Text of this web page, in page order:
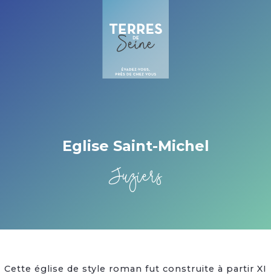
Eglise Saint-Michel
Juziers
Cette église de style roman fut construite à partir XI